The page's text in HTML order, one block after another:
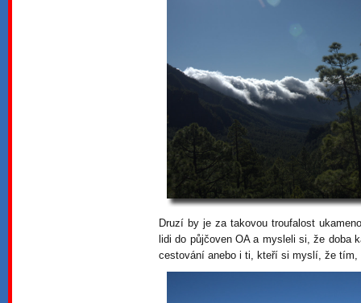
Druzí by je za takovou troufalost
lidi do půjčoven OA a mysleli si, že doba
cestování anebo i ti, kteří si myslí, že